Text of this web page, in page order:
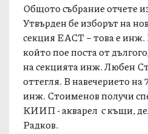
Общото събрание отчете
Утвърден бе изборът на
секция ЕАСТ – това е
който пое поста от
на секцията инж. Любен
оттегля. В навечерието
инж. Стоименов получи
КИИП - акварел с къщи,
Радков.